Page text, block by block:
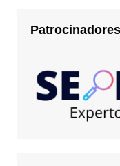
Patrocinadores